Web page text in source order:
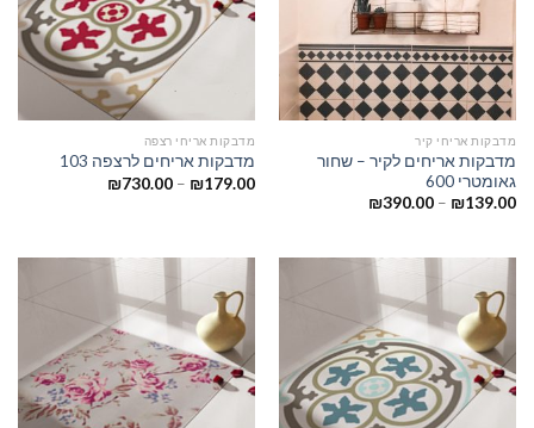
מדבקות אריחי קיר
מדבקות אריחים לקיר – שחור
גאומטרי 600
₪139.00
–
₪390.00
מדבקות אריחי רצפה
מדבקות אריחים לרצפה 103
₪179.00
–
₪730.00